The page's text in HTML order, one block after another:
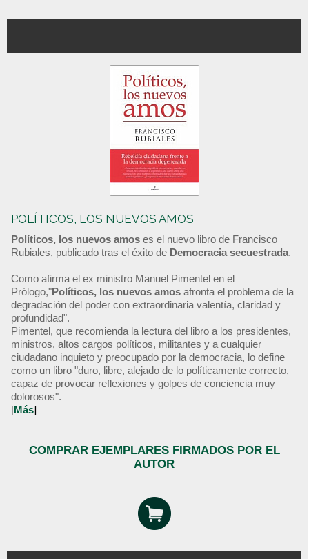
POLÍTICOS, LOS NUEVOS AMOS
Políticos, los nuevos amos es el nuevo libro de Francisco
Rubiales, publicado tras el éxito de Democracia secuestrada.
Como afirma el ex ministro Manuel Pimentel en el
Prólogo,"Políticos, los nuevos amos afronta el problema de la
degradación del poder con extraordinaria valentía, claridad y
profundidad".
Pimentel, que recomienda la lectura del libro a los presidentes,
ministros, altos cargos políticos, militantes y a cualquier
ciudadano inquieto y preocupado por la democracia, lo define
como un libro "duro, libre, alejado de lo políticamente correcto,
capaz de provocar reflexiones y golpes de conciencia muy
dolorosos".
[Más]
COMPRAR EJEMPLARES FIRMADOS POR EL
AUTOR